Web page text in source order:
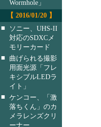
Wormhole」
【 2016/01/20 】
■
ソニー、UHS-II
対応のSDXCメ
モリーカード
■
曲げられる撮影
用面光源「フレ
キシブルLEDラ
イト」
■ ケンコー、「激
落ちくん」のカ
メラレンズクリ
ーナー